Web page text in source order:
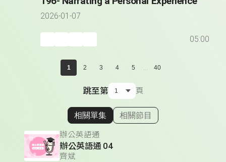
2026-01-07
05:00
1 2 3 4 5 ... 40
跳至第 頁
顯示相關單集
相關單集 相關節目
辦公英語通
辦公英語通 04
齊斌